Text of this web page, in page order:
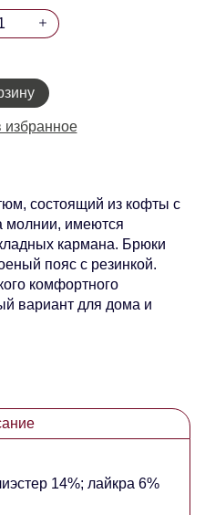
избранное
состоящий из кофты с
молнии, имеются
кармана. Брюки
пояс с резинкой.
комфортного
вариант для дома и
14%; лайкра 6%